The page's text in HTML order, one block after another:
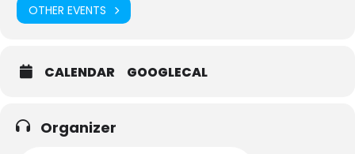
OTHER EVENTS
CALENDAR GOOGLECAL
Organizer